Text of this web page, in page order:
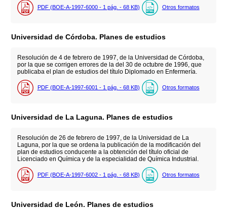
PDF (BOE-A-1997-6000 - 1 pág. - 68 KB) Otros formatos
Universidad de Córdoba. Planes de estudios
Resolución de 4 de febrero de 1997, de la Universidad de Córdoba,
por la que se corrigen errores de la del 30 de octubre de 1996, que
publicaba el plan de estudios del título Diplomado en Enfermería.
PDF (BOE-A-1997-6001 - 1 pág. - 68 KB) Otros formatos
Universidad de La Laguna. Planes de estudios
Resolución de 26 de febrero de 1997, de la Universidad de La
Laguna, por la que se ordena la publicación de la modificación del
plan de estudios conducente a la obtención del título oficial de
Licenciado en Química y de la especialidad de Química Industrial.
PDF (BOE-A-1997-6002 - 1 pág. - 68 KB) Otros formatos
Universidad de León. Planes de estudios